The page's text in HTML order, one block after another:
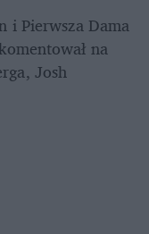
i Pierwsza Dama
na
Josh